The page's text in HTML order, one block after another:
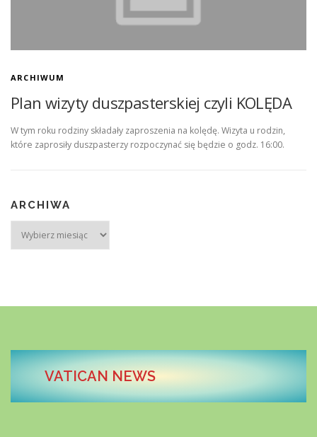
ARCHIWUM
Plan wizyty duszpasterskiej czyli KOLĘDA
W tym roku rodziny składały zaproszenia na kolędę. Wizyta u rodzin,
które zaprosiły duszpasterzy rozpoczynać się będzie o godz. 16:00.
ARCHIWA
VATICAN NEWS